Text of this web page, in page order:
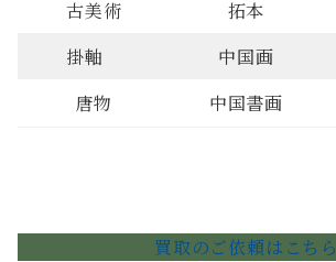
古美術
拓本
掛軸
中国画
唐物
中国書画
買取のご依頼はこちら